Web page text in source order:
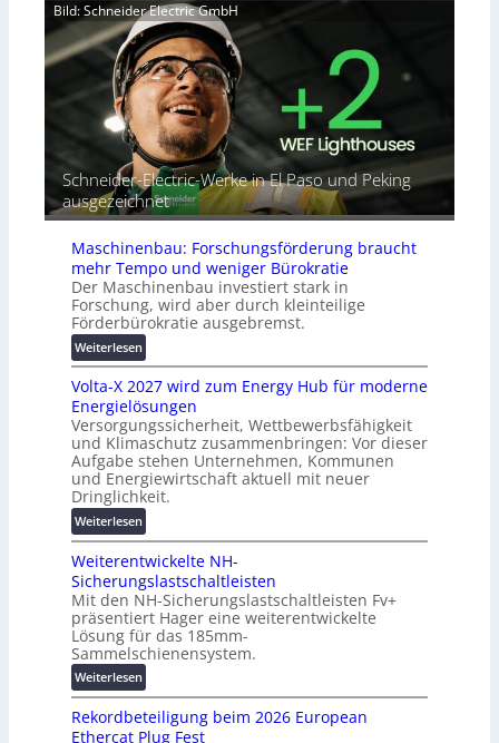
a
h
e
A
u
t
o
m
a
t
i
i
e
r
u
n
g
s
l
ö
s
u
n
g
e
n
t
o
r
i
a
r
e
i
h
e
r
b
i
n
d
e
t
G
e
r
ä
e
s
c
h
u
t
z
u
n
d
d
i
g
i
t
a
l
e
T
r
a
n
s
p
Bild: Schneider Electric GmbH
Schneider-Electric-Werke in El Paso und Peking
ausgezeichnet
Maschinenbau: Forschungsförderung braucht
mehr Tempo und weniger Bürokratie
Der Maschinenbau investiert stark in
Forschung, wird aber durch kleinteilige
Förderbürokratie ausgebremst.
Weiterlesen:
M
a
s
c
h
i
n
e
n
b
a
u
:
F
o
r
s
h
Volta-X 2027 wird zum Energy Hub für moderne
Energielösungen
Versorgungssicherheit, Wettbewerbsfähigkeit
und Klimaschutz zusammenbringen: Vor dieser
Aufgabe stehen Unternehmen, Kommunen
und Energiewirtschaft aktuell mit neuer
Dringlichkeit.
Weiterlesen:
V
o
l
t
a
-
X
2
0
2
Weiterentwickelte NH-
Sicherungslastschaltleisten
Mit den NH-Sicherungslastschaltleisten Fv+
präsentiert Hager eine weiterentwickelte
Lösung für das 185mm-
Sammelschienensystem.
Weiterlesen:
W
e
i
Rekordbeteiligung beim 2026 European
Ethercat Plug Fest